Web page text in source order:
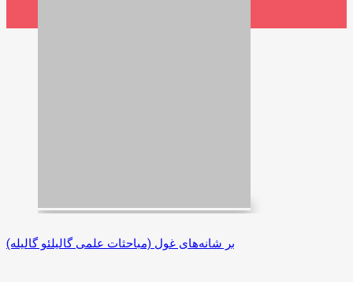
بر شانه‌های غول (مباحثات علمی گالیلئو گالیله)